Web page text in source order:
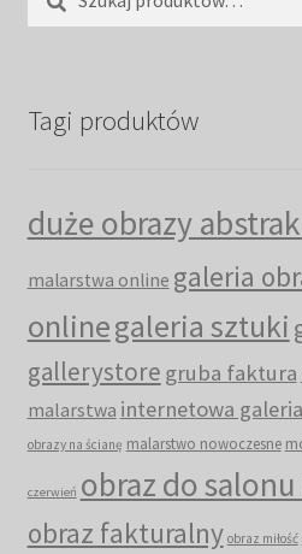
Tagi produktów
duże obrazy
malarstwa online galeria
onlinegaleria sztuki
gallerystore gruba faktura
malarstwa internetowa
obrazy na ścianę malarstwo nowoczesne
czerwień obraz do
obraz fakturalny obraz miłość